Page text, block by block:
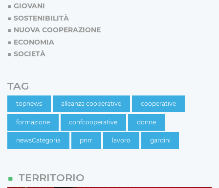
GIOVANI
SOSTENIBILITÀ
NUOVA COOPERAZIONE
ECONOMIA
SOCIETÀ
TAG
topnews alleanza cooperative cooperative
formazione confcooperative donne
newsCategoria pnrr lavoro gardini
TERRITORIO